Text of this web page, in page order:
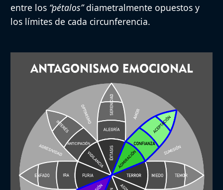
entre los “pétalos”diametralmente opuestos y
los límites de cada circunferencia.